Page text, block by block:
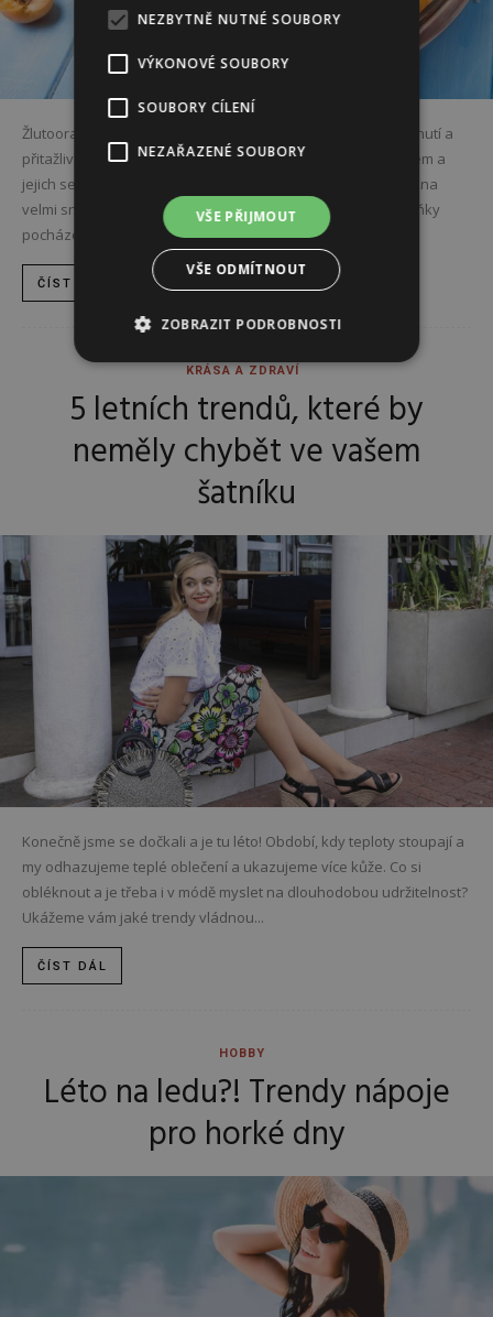
Žlutooranžové ovoce láká nejen barvou, ale také sladkou chutí a
přitažlivou vůní. Meruňky jsou velmi oblíbeným letním ovocem a
jejich sezóna je nyní v plném proudu. Přinášíme vám recept na
velmi snadný a oblíbený francouzský koláč clafoutis. Meruňky
pocházejí podobně jako...
ČÍST DÁL
KRÁSA A ZDRAVÍ
5 letních trendů, které by
neměly chybět ve vašem
šatníku
Konečně jsme se dočkali a je tu léto! Období, kdy teploty stoupají a
my odhazujeme teplé oblečení a ukazujeme více kůže. Co si
obléknout a je třeba i v módě myslet na dlouhodobou udržitelnost?
Ukážeme vám jaké trendy vládnou...
ČÍST DÁL
HOBBY
Léto na ledu?! Trendy nápoje
pro horké dny
NEZBYTNĚ NUTNÉ SOUBORY
VÝKONOVÉ SOUBORY
SOUBORY CÍLENÍ
NEZAŘAZENÉ SOUBORY
VŠE PŘIJMOUT
VŠE ODMÍTNOUT
ZOBRAZIT PODROBNOSTI